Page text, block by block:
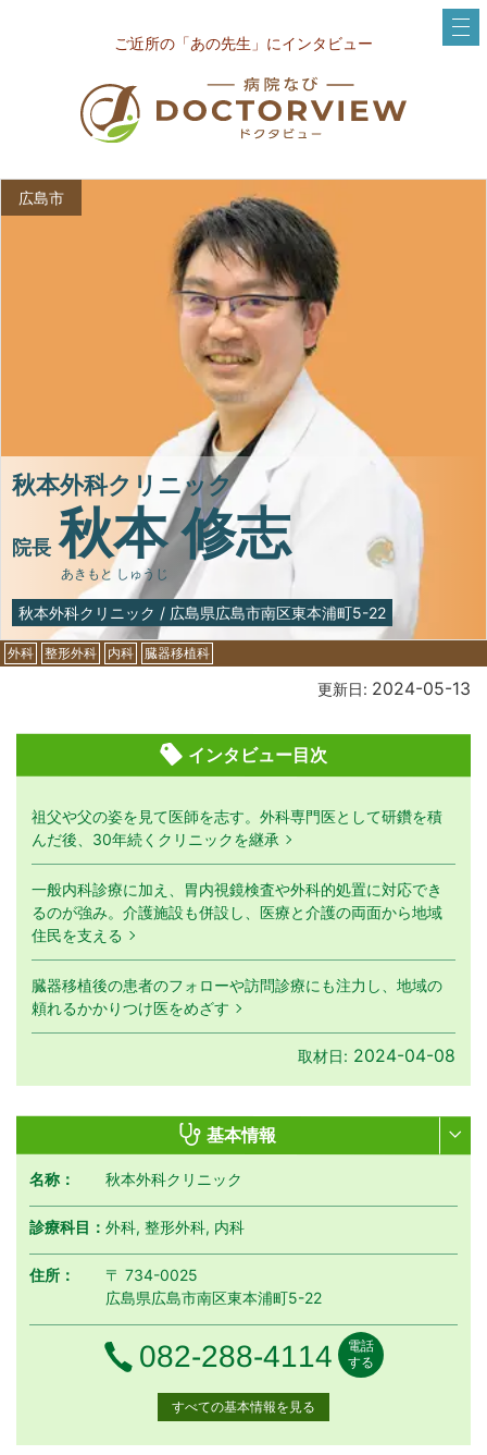
ご近所の「あの先生」にインタビュー
広島市
秋本外科クリニック
院長 秋本 修志
あきもと しゅうじ
秋本外科クリニック / 広島県広島市南区東本浦町5-22
外科 整形外科 内科 臓器移植科
更新日: 2024-05-13
インタビュー目次
祖父や父の姿を見て医師を志す。外科専門医として研鑽を積
んだ後、30年続くクリニックを継承
一般内科診療に加え、胃内視鏡検査や外科的処置に対応でき
るのが強み。介護施設も併設し、医療と介護の両面から地域
住民を支える
臓器移植後の患者のフォローや訪問診療にも注力し、地域の
頼れるかかりつけ医をめざす
取材日: 2024-04-08
基本情報
名称： 秋本外科クリニック
診療科目：外科, 整形外科, 内科
住所：
〒 734-0025
広島県広島市南区東本浦町5-22
電話番号
082-288-4114
電話
する
すべての基本情報を見る